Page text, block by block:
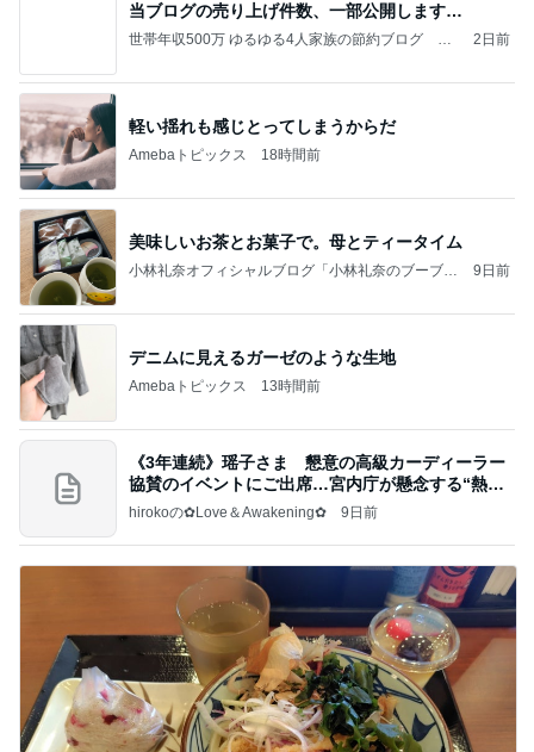
当ブログの売り上げ件数、一部公開します…
世帯年収500万 ゆるゆる4人家族の節約ブログ 〜
2日前
軽い揺れも感じとってしまうからだ
Amebaトピックス 18時間前
美味しいお茶とお菓子で。母とティータイム
小林礼奈オフィシャルブログ「小林礼奈のブーブー
9日前
デニムに見えるガーゼのような生地
Amebaトピックス 13時間前
《3年連続》瑶子さま 懇意の高級カーディーラー
協賛のイベントにご出席…宮内庁が懸念する“熱心
すぎ
hirokoの✿Love＆Awakening✿ 9日前